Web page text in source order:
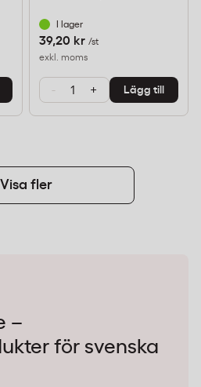
I lager
39,20 kr /st
exkl. moms
- + Lägg till
Visa fler
–
för svenska